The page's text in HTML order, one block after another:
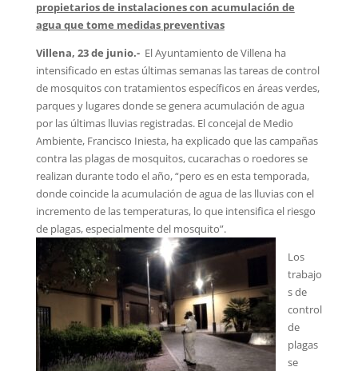
propietarios de instalaciones con acumulación de
agua que tome medidas preventivas
Villena, 23 de junio.- El Ayuntamiento de Villena ha
intensificado en estas últimas semanas las tareas de control
de mosquitos con tratamientos específicos en áreas verdes,
parques y lugares donde se genera acumulación de agua
por las últimas lluvias registradas. El concejal de Medio
Ambiente, Francisco Iniesta, ha explicado que las campañas
contra las plagas de mosquitos, cucarachas o roedores se
realizan durante todo el año, “pero es en esta temporada,
donde coincide la acumulación de agua de las lluvias con el
incremento de las temperaturas, lo que intensifica el riesgo
de plagas, especialmente del mosquito”.
Los
trabajo
s de
control
de
plagas
se